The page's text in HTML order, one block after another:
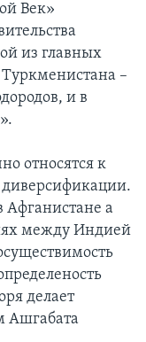
Век»
из главных
Туркменистана –
и в
относятся к
Афганистане а
между Индией
делает
Ашгабата